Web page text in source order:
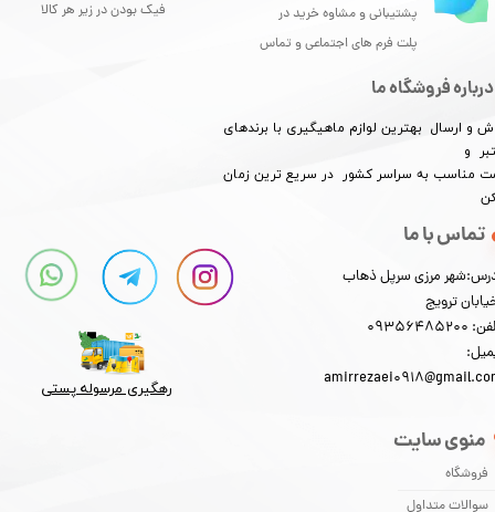
★★★★★
★★
درباره فروشگاه ما
و ارسال بهترین لوازم ماهیگیری با برندهای
و
مناسب به سراسر کشور در سریع ترین زمان
منوی سایت
فروشگاه
سوالات متداول
تماس با ما
مرزی سرپل ذهاب
ترویج
پشتیبانی و مشاوه خرید در
پلت فرم های اجتماعی و تماس
فیک بودن در زیر هر کالا
رهگیری مرسوله پستی​​​​​​​